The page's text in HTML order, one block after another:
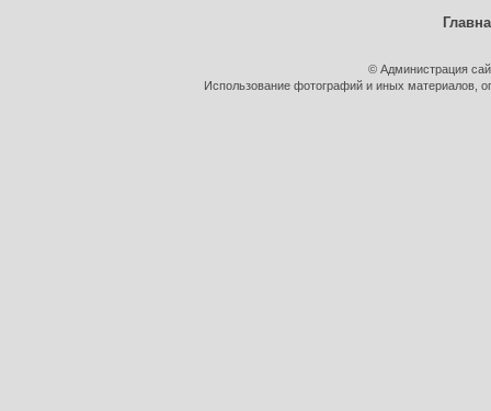
© Администрация
Использование фотографий и иных материалов,